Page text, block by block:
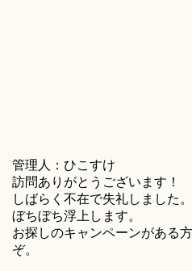
管理人：ひこすけ
訪問ありがとうございます！
しばらく不在で失礼しました。
ぼちぼち浮上します。
お探しのキャンペーンがある
ぞ。